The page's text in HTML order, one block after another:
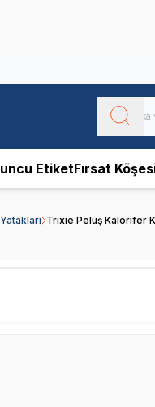
EtiketFırsat
Trixie Peluş Kalorifer